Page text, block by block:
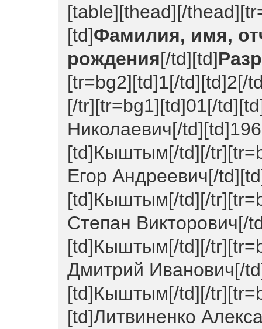
[table][thead][/
[td]Фамилия, имя,
рождения[/td][td]
[tr=bg2][td]1[/td][td]2[/
[/tr][tr=bg1][td]01[/
Николаевич[/
[td]Кыштым[/td][/
Егор Андреевич[/
[td]Кыштым[/td][/
Степан Викторович[/
[td]Кыштым[/td][/
Дмитрий Иванович[/
[td]Кыштым[/td][/
[td]Литвиненко